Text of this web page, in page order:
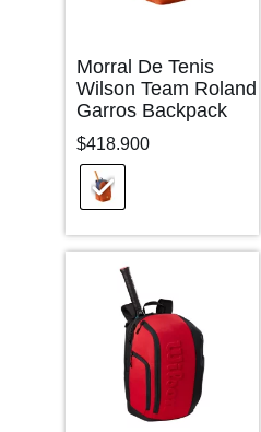
Morral De Tenis
Wilson Team Roland
Garros Backpack
$418.900